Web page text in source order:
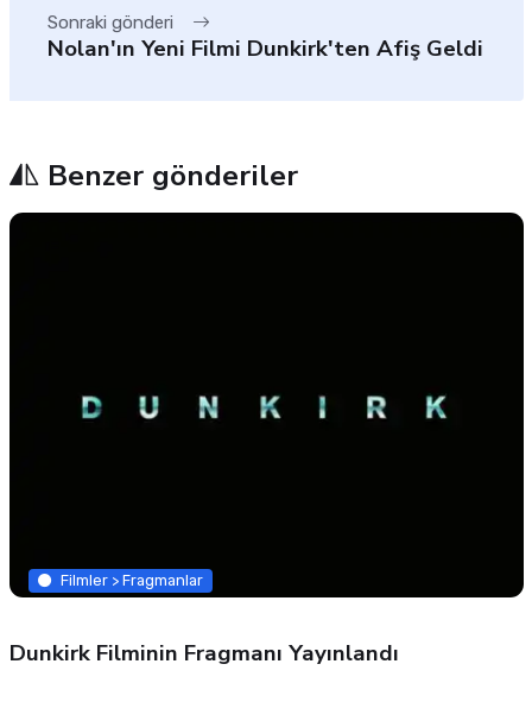
Sonraki gönderi
Nolan'ın Yeni Filmi Dunkirk'ten Afiş Geldi
Benzer gönderiler
Filmler > Fragmanlar
Dunkirk Filminin Fragmanı Yayınlandı